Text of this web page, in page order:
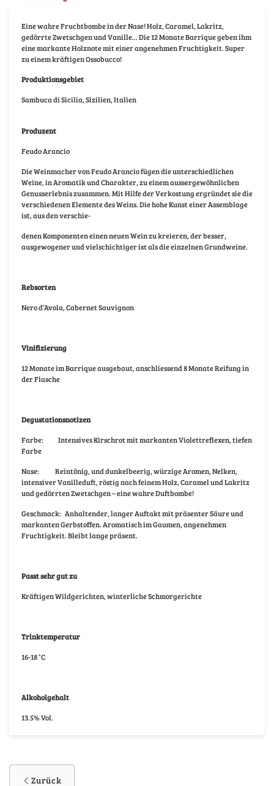
Eine wahre Fruchtbombe in der Nase! Holz, Caramel, Lakritz,
gedörrte Zwetschgen und Vanille... Die 12 Monate Barrique geben ihm
eine markante Holznote mit einer angenehmen Fruchtigkeit. Super
zu einem kräftigen Ossobucco!
Produktionsgebiet
Sambuca di Sicilia, Sizilien, Italien
Produzent
Feudo Arancio
Die Weinmacher von Feudo Arancio fügen die unterschiedlichen
Weine, in Aromatik und Charakter, zu einem aussergewöhnlichen
Genusserlebnis zusammen. Mit Hilfe der Verkostung ergründet sie die
verschiedenen Elemente des Weins. Die hohe Kunst einer Assemblage
ist, aus den verschie-
denen Komponenten einen neuen Wein zu kreieren, der besser,
ausgewogener und vielschichtiger ist als die einzelnen Grundweine.
Rebsorten
Nero d’Avola, Cabernet Sauvignon
Vinifizierung
12 Monate im Barrique ausgebaut, anschliessend 8 Monate Reifung in
der Flasche
Degustationsnotizen
Farbe:
Intensives Kirschrot mit markanten Violettreflexen, tiefen
Farbe
Nase:
Reintönig, und dunkelbeerig, würzige Aromen, Nelken,
intensiver Vanilleduft, röstig nach feinem Holz, Caramel und Lakritz
und gedörrten Zwetschgen – eine wahre Duftbombe!
Geschmack: Anhaltender, langer Auftakt mit präsenter Säure und
markanten Gerbstoffen. Aromatisch im Gaumen, angenehmen
Fruchtigkeit. Bleibt lange präsent.
Passt sehr gut zu
Kräftigen Wildgerichten, winterliche Schmorgerichte
Trinktemperatur
16-18 °C
Alkoholgehalt
13.5% Vol.
Zurück